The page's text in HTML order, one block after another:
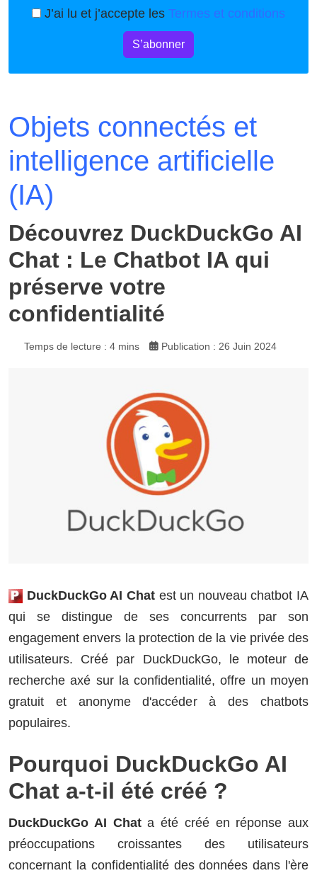
J’ai lu et j’accepte les Termes et conditions
S’abonner
Objets connectés et
intelligence artificielle
(IA)
Découvrez DuckDuckGo AI
Chat : Le Chatbot IA qui
préserve votre
confidentialité
Temps de lecture : 4 mins Publication : 26 Juin 2024
DuckDuckGo AI Chatest un nouveau chatbot IA
qui se distingue de ses concurrents par son
engagement envers la protection de la vie privée des
utilisateurs. Créé par DuckDuckGo, le moteur de
recherche axé sur la confidentialité, offre un moyen
gratuit et anonyme d'accéder à des chatbots
populaires.
Pourquoi DuckDuckGo AI
Chat a-t-il été créé ?
DuckDuckGo AI Chata été créé en réponse aux
préoccupations croissantes des utilisateurs
concernant la confidentialité des données dans l'ère